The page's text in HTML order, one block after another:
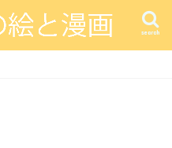
search